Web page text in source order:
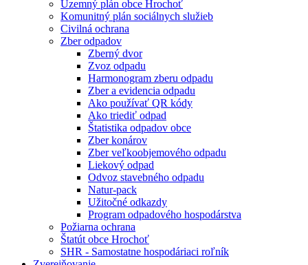
Územný plán obce Hrochoť
Komunitný plán sociálnych služieb
Civilná ochrana
Zber odpadov
Zberný dvor
Zvoz odpadu
Harmonogram zberu odpadu
Zber a evidencia odpadu
Ako používať QR kódy
Ako triediť odpad
Štatistika odpadov obce
Zber konárov
Zber veľkoobjemového odpadu
Liekový odpad
Odvoz stavebného odpadu
Natur-pack
Užitočné odkazdy
Program odpadového hospodárstva
Požiarna ochrana
Štatút obce Hrochoť
SHR - Samostatne hospodáriaci roľník